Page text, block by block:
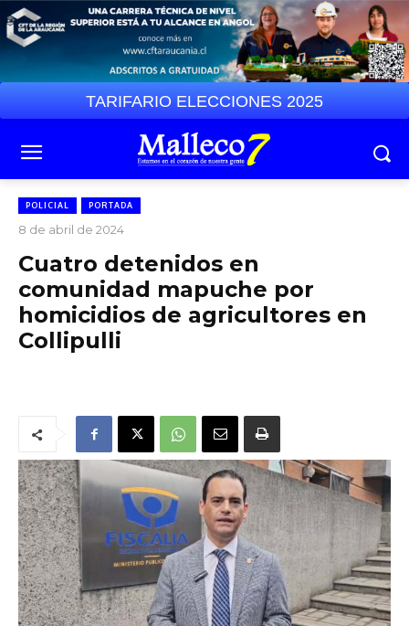
TARIFARIO ELECCIONES 2025
POLICIAL PORTADA
8 de abril de 2024
Cuatro detenidos en
comunidad mapuche por
homicidios de agricultores en
Collipulli